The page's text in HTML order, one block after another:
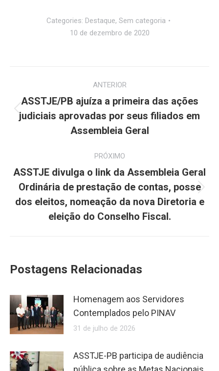
Categories: Destaque, Sem categoria
10 de dezembro de 2020
de
post:
ANTERIOR
Post
anterior:
ASSTJE/PB ajuíza a primeira das ações
judiciais aprovadas por seus filiados em
Assembleia Geral
PRÓXIMO
Próximo
post:
ASSTJE divulga o link da Assembleia Geral
Ordinária de prestação de contas, posse
dos eleitos, nomeação da nova Diretoria e
eleição do Conselho Fiscal.
Postagens Relacionadas
Homenagem aos Servidores
Contemplados pelo PINAV
31 de julho de 2026
ASSTJE-PB participa de audiência